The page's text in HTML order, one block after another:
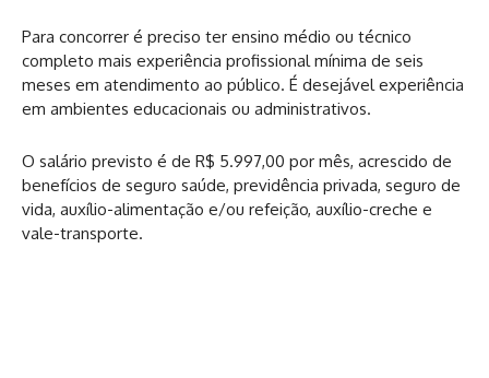
Para concorrer é preciso ter ensino médio ou técnico
completo mais experiência profissional mínima de seis
meses em atendimento ao público. É desejável experiência
em ambientes educacionais ou administrativos.
O salário previsto é de R$ 5.997,00 por mês, acrescido de
benefícios de seguro saúde, previdência privada, seguro de
vida, auxílio-alimentação e/ou refeição, auxílio-creche e
vale-transporte.